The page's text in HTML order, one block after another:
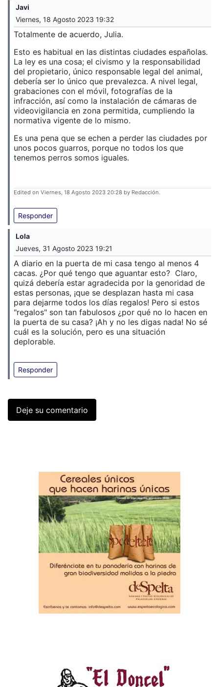
Javi
Viernes, 18 Agosto 2023 19:32
Totalmente de acuerdo, Julia.
Esto es habitual en las distintas ciudades españolas.
La ley es una cosa; el civismo y la responsabilidad
del propietario, único responsable legal del animal,
debería ser lo único que prevalezca. A nivel legal,
grabaciones con el móvil, fotografías de la
infracción, así como la instalación de cámaras de
videovigilancia en zona permitida, cumpliendo la
normativa vigente de lo mismo.
Es una pena que se echen a perder las ciudades por
unos pocos guarros, porque no todos los que
tenemos perros somos iguales.
Edited on Viernes, 18 Agosto 2023 20:28 by Redacción.
Responder
Lola
Jueves, 31 Agosto 2023 19:21
A diario en la puerta de mi casa tengo al menos 4
cacas. ¿Por qué tengo que aguantar esto? Claro,
quizá debería estar agradecida por la genoridad de
estas personas, ¡que se desplazan hasta mi casa
para dejarme todos los días regalos! Pero si estos
"regalos" son tan fabulosos ¿por qué no lo hacen en
la puerta de su casa? ¡Ah y no les digas nada! No sé
cuál es la solución, pero es una situación
deplorable.
Responder
Deje su comentario